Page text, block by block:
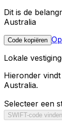
Dit is de
Australia
Code kopiëren
Lokale
Hieronder
Australia.
Selecteer een
SWIFT-code vinden